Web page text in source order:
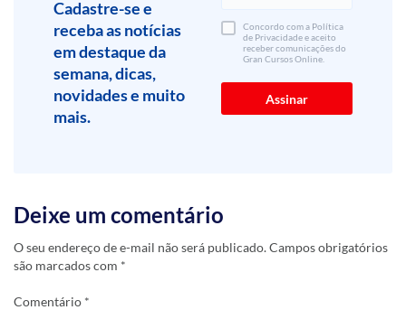
Cadastre-se e
receba as notícias
em destaque da
semana, dicas,
novidades e muito
mais.
Concordo com a Política
de Privacidade e aceito
receber comunicações do
Gran Cursos Online.
Deixe um comentário
O seu endereço de e-mail não será publicado.Campos obrigatórios
são marcados com *
Comentário *